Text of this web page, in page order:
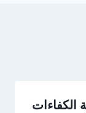
الكفاءات